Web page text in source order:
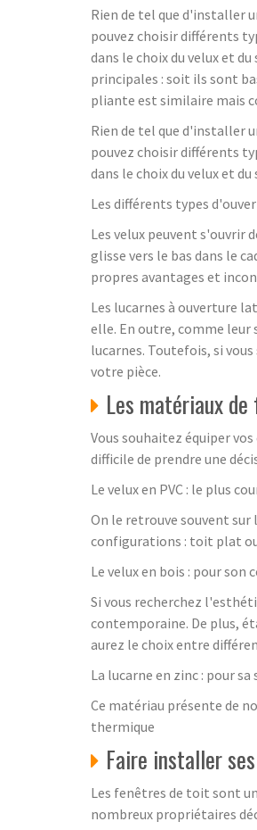
Rien de tel que d'installer
pouvez choisir différents
dans le choix du velux et
principales : soit ils sont
pliante est similaire mais
Rien de tel que d'installer
pouvez choisir différents
dans le choix du velux et
Les différents types
Les velux peuvent s'ouvrir
glisse vers le bas dans le
propres avantages et
Les lucarnes à ouverture
elle. En outre, comme leur
lucarnes. Toutefois, si
votre pièce.
Les matériaux
Vous souhaitez équiper
difficile de prendre une
Le velux en PVC : le plus
On le retrouve souvent
configurations : toit plat
Le velux en bois : pour son
Si vous recherchez
contemporaine. De plus,
aurez le choix entre
La lucarne en zinc : pour
Ce matériau présente de
thermique
Faire installer
Les fenêtres de toit sont
nombreux propriétaires